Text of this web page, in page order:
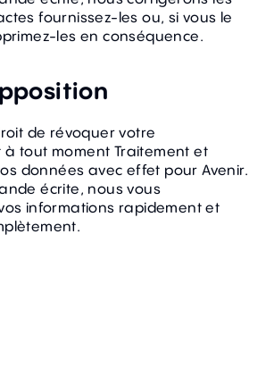
fournissez-les ou, si vous le
les en conséquence.
de révoquer votre
tout moment Traitement et
données avec effet pour Avenir.
écrite, nous vous
informations rapidement et